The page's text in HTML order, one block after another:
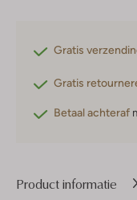
Gratis
Gratis
Betaal achteraf
Product informatie